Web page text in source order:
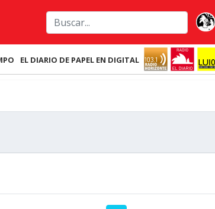
EL DIARIO DE PAPEL EN DIGITAL